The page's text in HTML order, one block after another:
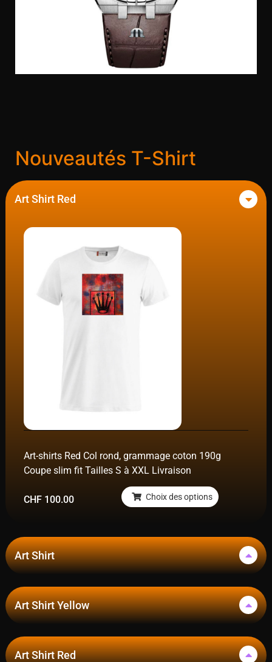
Nouveautés T-Shirt
Art Shirt Red
Art-shirts Red Col rond, grammage coton 190g
Coupe slim fit Tailles S à XXL Livraison
CHF 100.00 Choix des options
Art Shirt
Art Shirt Yellow
Art Shirt Red